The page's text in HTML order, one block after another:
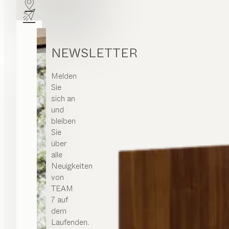
NEWSLETTER
Melden
Sie
sich an
und
bleiben
Sie
über
alle
Neuigkeiten
von
TEAM
7 auf
dem
Laufenden.